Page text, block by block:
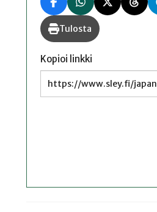
Tulosta
Kopioi linkki